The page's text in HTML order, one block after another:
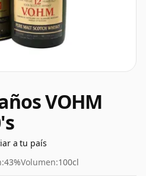
VOHM
a tu país
43%Volumen:100cl